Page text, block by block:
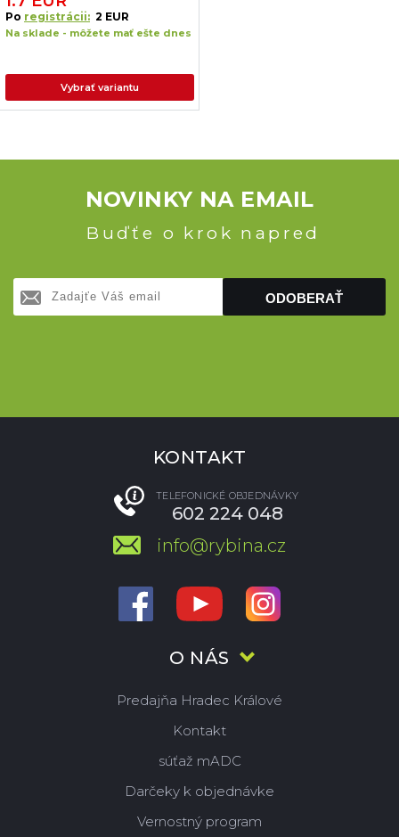
Po registrácii: 2 EUR
Na sklade - môžete mať ešte dnes
Vybrať variantu
NOVINKY NA EMAIL
Buďťe o krok napred
ODOBERAŤ
O NÁS
Predajňa Hradec Králové
Kontakt
súťaž mADC
Darčeky k objednávke
Vernostný program
KONTAKT
TELEFONICKÉ OBJEDNÁVKY
602 224 048
info@rybina.cz